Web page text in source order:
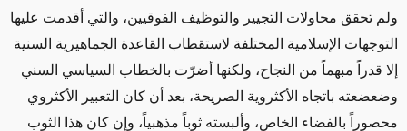
ولم تحقق محاولات التجيير والتوظيف الفوقيين، والتي أقدمت عليها
التوجهات الإسلامية المختلفة لاستقطاب القاعدة الجماهيرية السنية
إلا قدراً مبهماً من النجاح، ولكنها أضرّت بالخطاب السياسي السني
وضعضعته باتجاه الأكثروية الصريحة، بعد أن كان التعبير الأكثروي
محصوراً بالفضاء الخاص، وألبسته ثوباً مذهبياً، وإن كان هذا الثوب